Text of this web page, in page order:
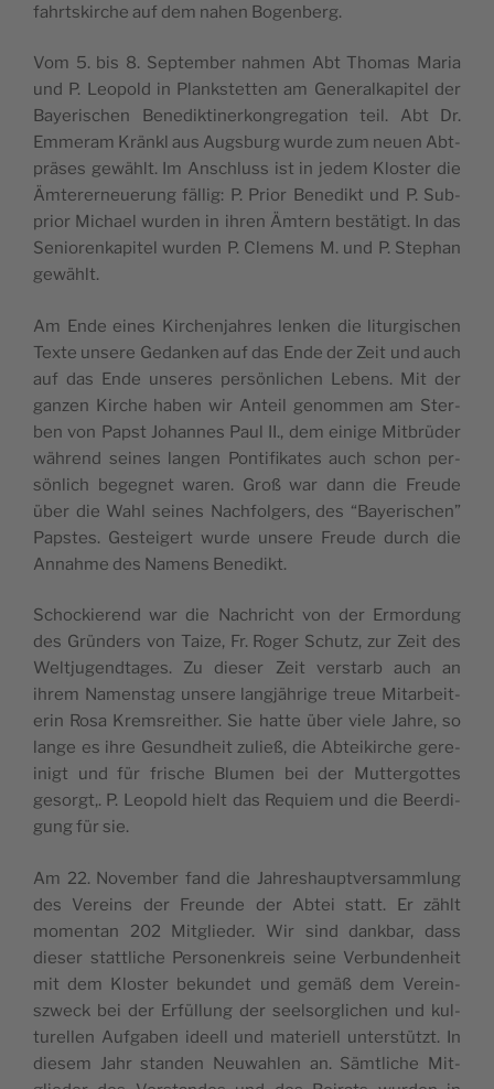
fahrt­skirche auf dem nahen Bogenberg.
Vom 5. bis 8. Sep­tem­ber nah­men Abt Thomas Maria
und P. Leopold in Plankstet­ten am Gen­er­alka­pi­tel der
Bay­erischen Benedik­tin­erkon­gre­ga­tion teil. Abt Dr.
Emmer­am Krän­kl aus Augs­burg wurde zum neuen Abt­
präs­es gewählt. Im Anschluss ist in jedem Kloster die
Ämter­erneuerung fäl­lig: P. Pri­or Benedikt und P. Sub­
pri­or Michael wur­den in ihren Ämtern bestätigt. In das
Seniorenkapi­tel wur­den P. Clemens M. und P. Stephan
gewählt.
Am Ende eines Kirchen­jahres lenken die litur­gis­chen
Texte unsere Gedanken auf das Ende der Zeit und auch
auf das Ende unseres per­sön­lichen Lebens. Mit der
ganzen Kirche haben wir Anteil genom­men am Ster­
ben von Papst Johannes Paul II., dem einige Mit­brüder
während seines lan­gen Pon­tif­ikates auch schon per­
sön­lich begeg­net waren. Groß war dann die Freude
über die Wahl seines Nach­fol­gers, des “Bay­erischen”
Pap­stes. Gesteigert wurde unsere Freude durch die
Annahme des Namens Benedikt.
Schock­ierend war die Nachricht von der Ermor­dung
des Grün­ders von Taize, Fr. Roger Schutz, zur Zeit des
Weltju­gend­tages. Zu dieser Zeit ver­starb auch an
ihrem Namen­stag unsere langjährige treue Mitar­bei­t­
erin Rosa Krem­sre­i­ther. Sie hat­te über viele Jahre, so
lange es ihre Gesund­heit zuließ, die Abteikirche gere­
inigt und für frische Blu­men bei der Mut­ter­gottes
gesorgt,. P. Leopold hielt das Requiem und die Beerdi­
gung für sie.
Am 22. Novem­ber fand die Jahre­shauptver­samm­lung
des Vere­ins der Fre­unde der Abtei statt. Er zählt
momen­tan 202 Mit­glieder. Wir sind dankbar, dass
dieser stat­tliche Per­so­n­enkreis seine Ver­bun­den­heit
mit dem Kloster bekun­det und gemäß dem Vere­in­
szweck bei der Erfül­lung der seel­sor­glichen und kul­
turellen Auf­gaben ideell und materiell unter­stützt. In
diesem Jahr standen Neuwahlen an. Sämtliche Mit­